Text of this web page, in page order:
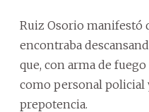
Ruiz Osorio manifestó
encontraba
que, con arma de
como personal policial
prepotencia.